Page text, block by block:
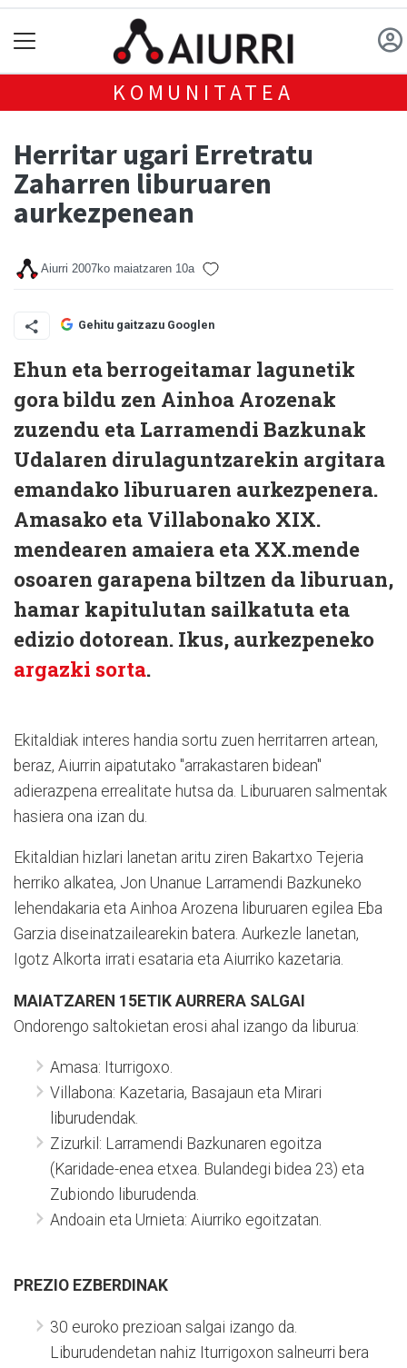
KOMUNITATEA
Herritar ugari Erretratu
Zaharren liburuaren
aurkezpenean
Aiurri 2007ko maiatzaren 10a
Gehitu gaitzazu Googlen
Ehun eta berrogeitamar lagunetik
gora bildu zen Ainhoa Arozenak
zuzendu eta Larramendi Bazkunak
Udalaren dirulaguntzarekin argitara
emandako liburuaren aurkezpenera.
Amasako eta Villabonako XIX.
mendearen amaiera eta XX.mende
osoaren garapena biltzen da liburuan,
hamar kapitulutan sailkatuta eta
edizio dotorean. Ikus, aurkezpeneko
argazki sorta.
Ekitaldiak interes handia sortu zuen herritarren artean,
beraz, Aiurrin aipatutako "arrakastaren bidean"
adierazpena errealitate hutsa da. Liburuaren salmentak
hasiera ona izan du.
Ekitaldian hizlari lanetan aritu ziren Bakartxo Tejeria
herriko alkatea, Jon Unanue Larramendi Bazkuneko
lehendakaria eta Ainhoa Arozena liburuaren egilea Eba
Garzia diseinatzailearekin batera. Aurkezle lanetan,
Igotz Alkorta irrati esataria eta Aiurriko kazetaria.
MAIATZAREN 15ETIK AURRERA SALGAI
Ondorengo saltokietan erosi ahal izango da liburua:
Amasa: Iturrigoxo.
Villabona: Kazetaria, Basajaun eta Mirari
liburudendak.
Zizurkil: Larramendi Bazkunaren egoitza
(Karidade-enea etxea. Bulandegi bidea 23) eta
Zubiondo liburudenda.
Andoain eta Urnieta: Aiurriko egoitzatan.
PREZIO EZBERDINAK
30 euroko prezioan salgai izango da.
Liburudendetan nahiz Iturrigoxon salneurri bera